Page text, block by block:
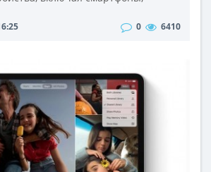
1200 Вт-ч и может заряжаться от
1200 имеет множество портов и
различных устройств
0 6410